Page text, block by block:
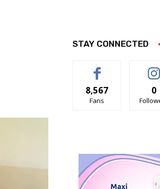
STAY CONNECTED
8,567
Fans
0